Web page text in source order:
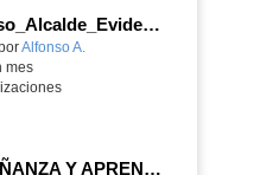
Alfonso_Alcalde_EvidenciaArea_3
educativo.
Alfonso A.
mes
ENSEÑANZA Y APRENDIZAJE